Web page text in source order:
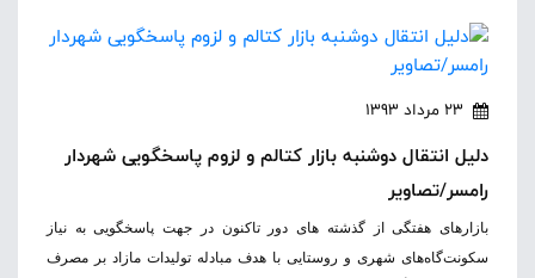
23 مرداد 1393
دلیل انتقال دوشنبه بازار کتالم و لزوم پاسخگویی شهردار
رامسر/تصاویر
بازارهای هفتگی از گذشته های دور تاکنون در جهت پاسخگویی به نیاز
سکونت‌گاه‌های شهری و روستایی با هدف مبادله تولیدات مازاد بر مصرف